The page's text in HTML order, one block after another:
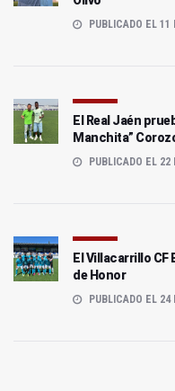
PUBLICADO EL
El Real Jaén
Manchita”
PUBLICADO EL
El Villacarrillo CF
de Honor
PUBLICADO EL